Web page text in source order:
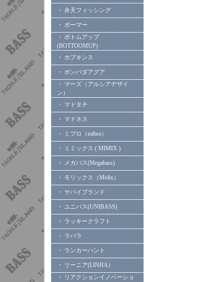
・ 弁天フィッシング
・ ボーマー
・ ボトムアップ
(BOTTOOMUP)
・ ホプキンス
・ ボンバダアグア
・ マーズ（アルシアデザイ
ン）
・ マドタチ
・ マドネス
・ ミブロ（mibro）
・ ミミックス ( MIMIX )
・ メガバス(Megabass)
・ モリックス（Molix）
・ ヤバイブランド
・ ユニバス(UNIBASS)
・ ラッキークラフト
・ ラパラ
・ ランカーハント
・ リーニア(LINHA）
・ リアクションイノベーショ